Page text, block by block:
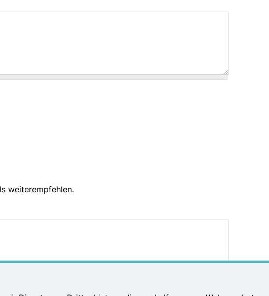
weiterempfehlen.